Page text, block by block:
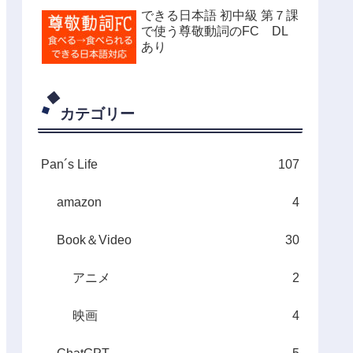
できる日本語 初中級 第７課
で使う尊敬動詞のFC DL
あり
カテゴリー
Pan´s Life 107
amazon 4
Book＆Video 30
アニメ 2
映画 4